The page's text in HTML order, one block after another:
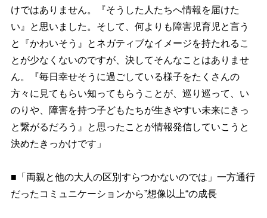
けではありません。『そうした人たちへ情報を届けた
い』と思いました。そして、何よりも障害児育児と言う
と『かわいそう』とネガティブなイメージを持たれるこ
とが少なくないのですが、決してそんなことはありませ
ん。『毎日幸せそうに過ごしている様子をたくさんの
方々に見てもらい知ってもらうことが、巡り巡って、い
のりや、障害を持つ子どもたちが生きやすい未来にきっ
と繋がるだろう』と思ったことが情報発信していこうと
決めたきっかけです」
■「両親と他の大人の区別すらつかないのでは」一方通行
だったコミュニケーションから”想像以上“の成長